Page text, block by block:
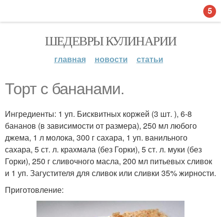
ШЕДЕВРЫ КУЛИНАРИИ
главная новости статьи
Торт с бананами.
Ингредиенты: 1 уп. Бисквитных коржей (3 шт. ), 6-8
бананов (в зависимости от размера), 250 мл любого
джема, 1 л молока, 300 г сахара, 1 уп. ванильного
сахара, 5 ст. л. крахмала (без Горки), 5 ст. л. муки (без
Горки), 250 г сливочного масла, 200 мл питьевых сливок
и 1 уп. Загустителя для сливок или сливки 35% жирности.
Приготовление:
5